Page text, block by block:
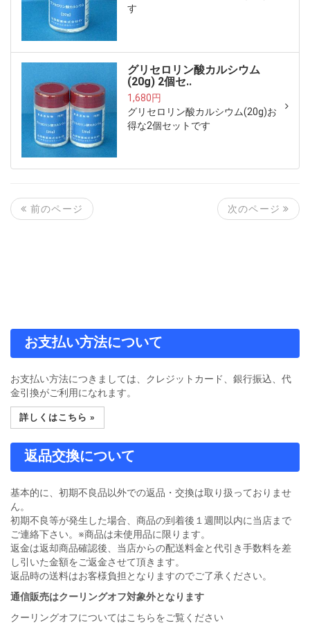
す
グリセロリン酸カルシウム
(20g) 2個セ..
1,680円
グリセロリン酸カルシウム(20g)お
得な2個セットです
前のページ 次のページ
お支払い方法について
お支払い方法につきましては、クレジットカード、銀行振込、代
金引換がご利用になれます。
詳しくはこちら »
返品交換について
基本的に、初期不良品以外での返品・交換は取り扱っておりませ
ん。
初期不良等が発生した場合、商品の到着後１週間以内に当店まで
ご連絡下さい。※商品は未使用品に限ります。
返金は返却商品確認後、当店からの配送料金と代引き手数料を差
し引いた金額をご返金させて頂きます。
返品時の送料はお客様負担となりますのでご了承ください。
通信販売はクーリングオフ対象外となります
クーリングオフについてはこちらをご覧ください